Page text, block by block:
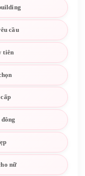
cầu
tiên
nữ